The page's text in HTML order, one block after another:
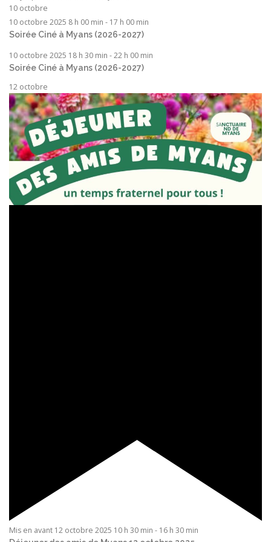
10 octobre
10 octobre 2025 8 h 00 min - 17 h 00 min
Soirée Ciné à Myans (2026-2027)
10 octobre 2025 18 h 30 min -22 h 00 min
Soirée Ciné à Myans (2026-2027)
12 octobre
Mis en avant 12 octobre 2025 10 h 30 min - 16 h 30 min